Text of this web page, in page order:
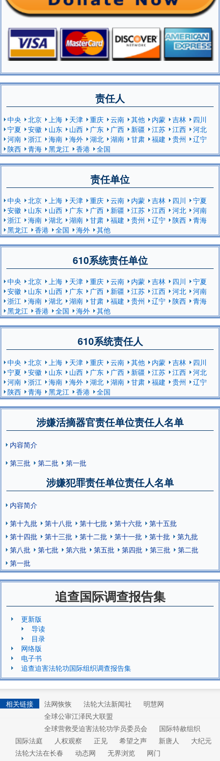
责任人
中央 北京 上海 天津 重庆 云南 其他 内蒙 吉林
四川
宁夏
安徽 山东 山西 广东 广西 新疆 江苏 江西
河北
河南
浙江 海南 海外 湖北 湖南 甘肃 福建 贵州
辽宁
陕西
青海 黑龙江 香港 全国
责任单位
中央 北京 上海 天津 重庆 云南 内蒙 吉林 四川
宁夏
安徽
山东 山西 广东 广西 新疆 江苏 江西 河北
河南
浙江
海南 湖北 湖南 甘肃 福建 贵州 辽宁 陕西
青海
黑龙江
香港 全国 海外 其他
610系统责任单位
中央 北京 上海 天津 重庆 云南 内蒙 吉林 四川
宁夏
安徽
山东 山西 广东 广西 新疆 江苏 江西 河北
河南
浙江
海南 湖北 湖南 甘肃 福建 贵州 辽宁 陕西
青海
黑龙江
香港 全国 海外 其他
610系统责任人
中央 北京 上海 天津 重庆 云南 其他 内蒙 吉林
四川
宁夏
安徽 山东 山西 广东 广西 新疆 江苏 江西
河北
河南
浙江 海南 海外 湖北 湖南 甘肃 福建 贵州
辽宁
陕西
青海 黑龙江 香港 全国
涉嫌活摘器官责任单位责任人名单
内容简介
第三批
第二批 第一批
涉嫌犯罪责任单位责任人名单
内容简介
第十九批
第十八批 第十七批 第十六批
第十五批
第十四批
第十三批 第十二批 第十一批 第十批
第九批
第八批
第七批 第六批 第五批 第四批 第三批
第二批
第一批
追查国际调查报告集
更新版
导读
目录
网络版
电子书
追查迫害法轮功国际组织调查报告集
相关链接 法网恢恢 法轮大法新闻社
明慧网
全球公审江泽民大联盟
全球营救受迫害法轮功学员委员会
国际特赦组织
国际法庭
人权观察 正见 希望之声 新唐人
大纪元
法轮大法在长春
动态网 无界浏览
网门